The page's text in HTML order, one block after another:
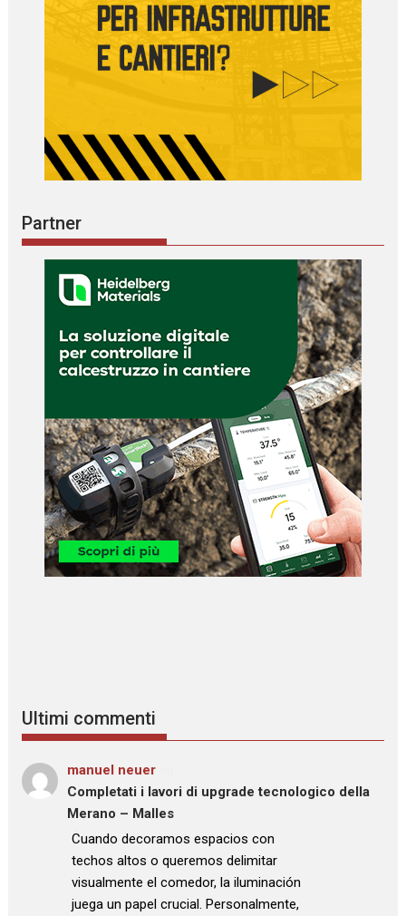
Partner
Ultimi commenti
manuel neuer
Completati i lavori di upgrade tecnologico della
Merano – Malles
: “
Cuando decoramos espacios con
techos altos o queremos delimitar
visualmente el comedor, la iluminación
juega un papel crucial. Personalmente,